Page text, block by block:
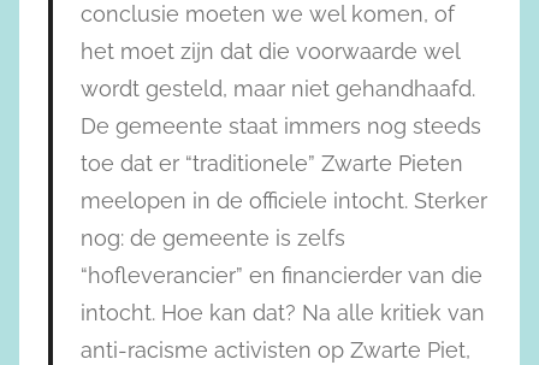
conclusie moeten we wel komen, of
het moet zijn dat die voorwaarde wel
wordt gesteld, maar niet gehandhaafd.
De gemeente staat immers nog steeds
toe dat er “traditionele” Zwarte Pieten
meelopen in de officiele intocht. Sterker
nog: de gemeente is zelfs
“hofleverancier” en financierder van die
intocht. Hoe kan dat? Na alle kritiek van
anti-racisme activisten op Zwarte Piet,